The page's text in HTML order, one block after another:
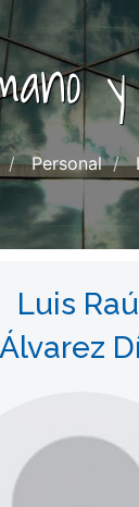
Personal
Luis
Álvarez